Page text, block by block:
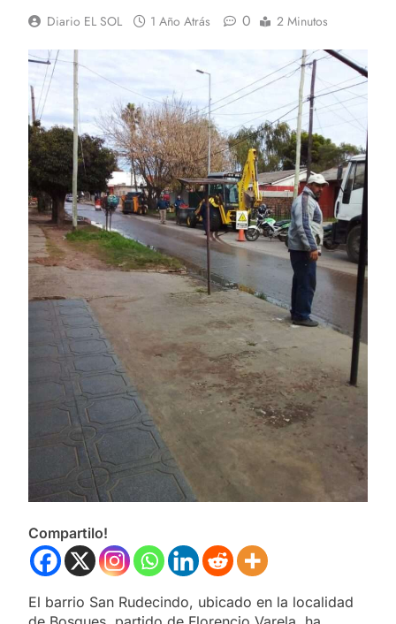
Diario EL SOL 1 Año Atrás 0 2 Minutos
Compartilo!
El barrio San Rudecindo, ubicado en la localidad